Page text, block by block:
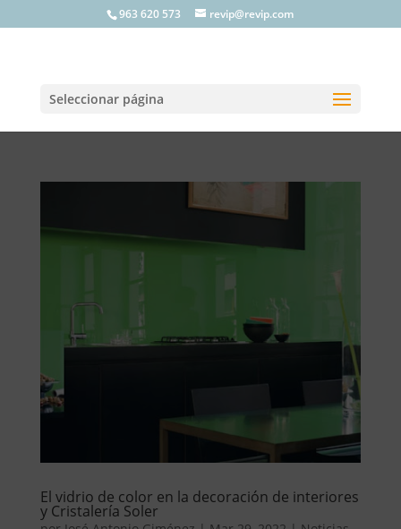
963 620 573 revip@revip.com
Seleccionar página
El vidrio de color en la decoración de interiores
y Cristalería Soler